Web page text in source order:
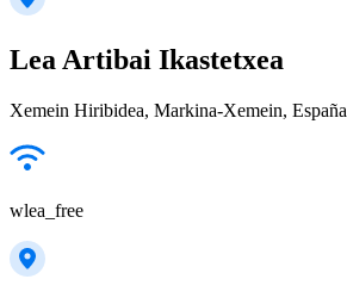
Lea Artibai Ikastetxea
Xemein Hiribidea, Markina-Xemein, España
wlea_free